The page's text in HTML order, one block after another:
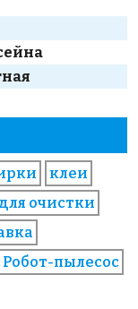
клеи
очистки
Робот-пылесос